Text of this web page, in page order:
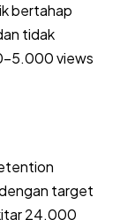
bertahap
tidak
5.000 views
target
24.000